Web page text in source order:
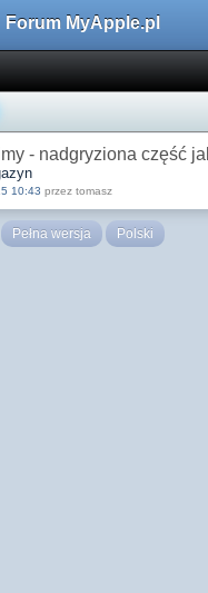
Forum MyApple.pl
- nadgryziona część
10:43 przez tomasz
Pełna wersja Polski